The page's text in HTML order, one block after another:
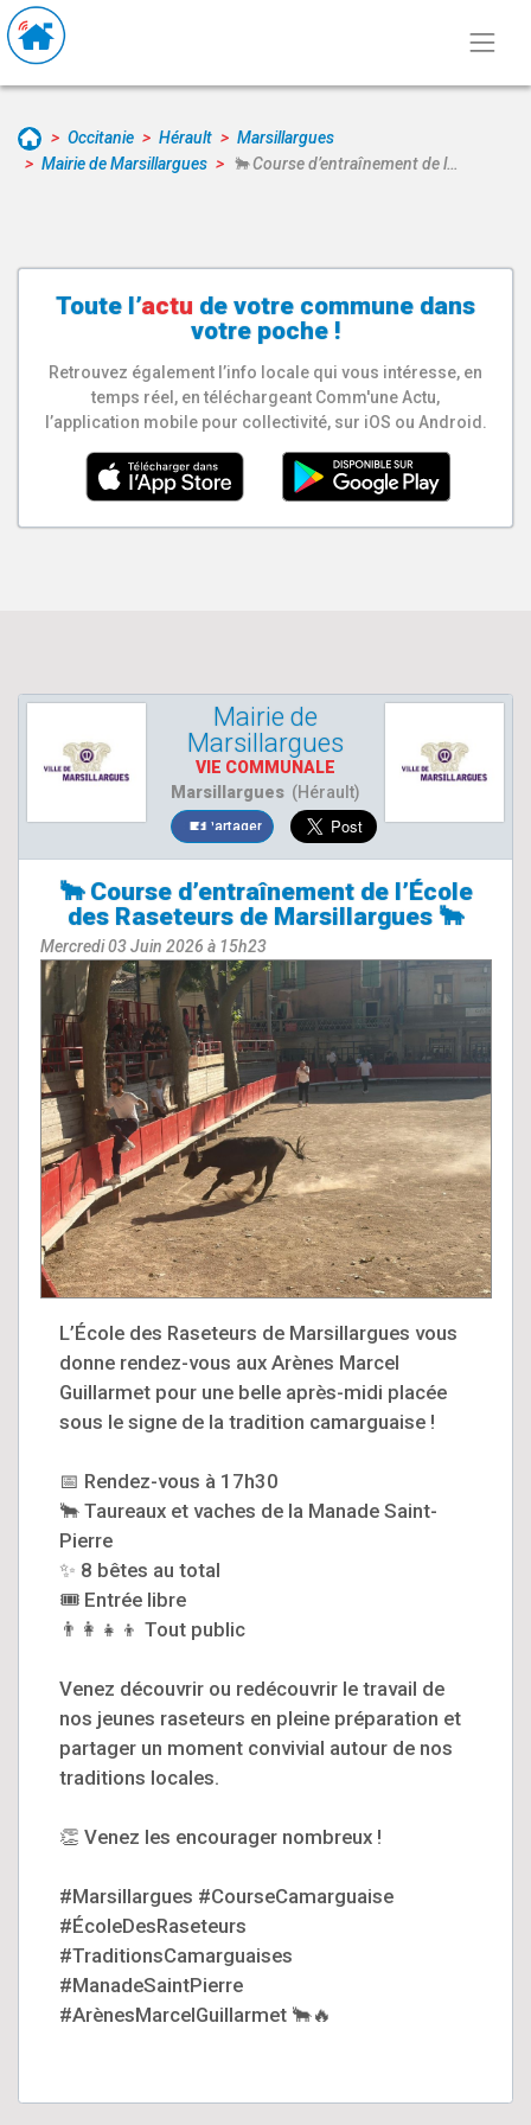
Occitanie Hérault
Marsillargues
Mairie de Marsillargues
🐂 Course d’entraînement de l…
Toute l’actu de votre commune dans
votre poche !
Retrouvez également l’info locale qui vous intéresse, en
temps réel, en téléchargeant Comm'une Actu,
l’application mobile pour collectivité, sur iOS ou Android.
Mairie de
Marsillargues
VIE COMMUNALE
Marsillargues (Hérault)
Partager
🐂 Course d’entraînement de l’École
des Raseteurs de Marsillargues 🐂
Mercredi 03 Juin 2026 à 15h23
L’École des Raseteurs de Marsillargues vous
donne rendez-vous aux Arènes Marcel
Guillarmet pour une belle après-midi placée
sous le signe de la tradition camarguaise !
📅 Rendez-vous à 17h30
🐂 Taureaux et vaches de la Manade Saint-
Pierre
✨ 8 bêtes au total
🎟️ Entrée libre
👨‍👩‍👧‍👦 Tout public
Venez découvrir ou redécouvrir le travail de
nos jeunes raseteurs en pleine préparation et
partager un moment convivial autour de nos
traditions locales.
👏 Venez les encourager nombreux !
#Marsillargues #CourseCamarguaise
#ÉcoleDesRaseteurs
#TraditionsCamarguaises
#ManadeSaintPierre
#ArènesMarcelGuillarmet 🐂🔥